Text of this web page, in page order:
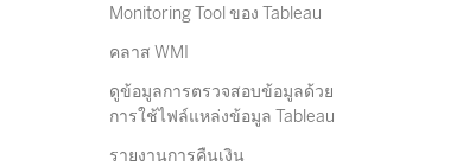
Monitoring Tool ของ Tableau
คลาส WMI
ดูข้อมูลการตรวจสอบข้อมูลด้วย
การใช้ไฟล์แหล่งข้อมูล Tableau
รายงานการคืนเงิน